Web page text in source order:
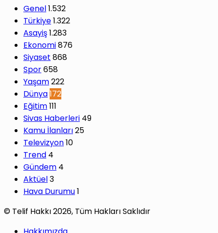
Genel1.532
Türkiye1.322
Asayiş1.283
Ekonomi876
Siyaset 868
Spor658
Yaşam222
Dünya172
Eğitim111
Sivas Haberleri 49
Kamu İlanları25
Televizyon10
Trend 4
Gündem 4
Aktüel3
Hava Durumu1
© Telif Hakkı 2026, Tüm Hakları Saklıdır